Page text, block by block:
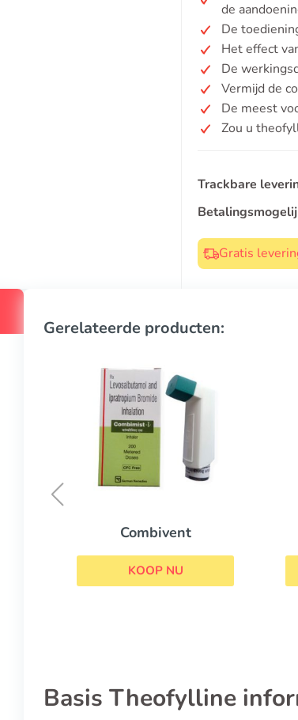
de
De
Het effect
De
Vermijd de
De meest
Zou u
Trackbare
Gratis
Gerelateerde producten:
Budesonide Caps
KOOP NU
Basis Theofylline